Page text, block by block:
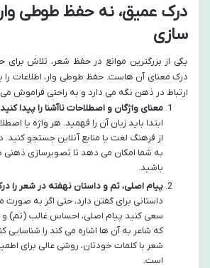
درک عمیق، نه حفظ طوطی
سازی
یکی از بزرگترین موانع در حفظ شعر، تلاش
درک معنای آن هاست. حفظ طوطی وار، اطلاعات
ارتباط در ذهن نگه می دارد و به راحتی فراموش
معنای واژگان و اصطلاحات ناآشنا را پیدا
ابتدا باید زبان آن را فهمید. هر واژه یا
از فرهنگ لغت یا منابع آنلاین جستجو
به شما امکان می دهد تا تصویرسازی ذهنی
باشید.
پیام اصلی، تم و داستان نهفته در شعر را
داستانی برای گفتن دارد، حتی اگر به
سعی کنید پیام اصلی، احساس غالب (تم) و
که شاعر به آن ها اشاره می کند را
شعر با کلمات خودتان، روشی عالی برای
است.